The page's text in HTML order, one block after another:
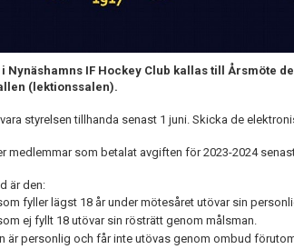
Nynäshamns IF Hockey Club kallas till Årsmöte
(lektionssalen).
styrelsen tillhanda senast 1 juni. Skicka de
medlemmar som betalat avgiften för 2023-2024
är den:
fyller lägst 18 år under mötesåret utövar sin
ej fyllt 18 utövar sin rösträtt genom målsman.
är personlig och får inte utövas genom ombud